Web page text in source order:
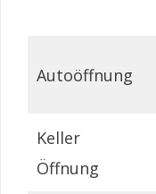
Autoöffnung
Keller
Öffnung